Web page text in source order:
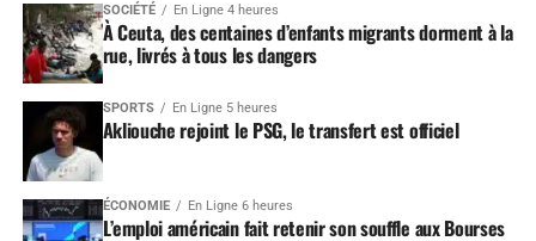
SOCIÉTÉ En Ligne 4 heures
À Ceuta, des centaines d’enfants migrants dorment à la
rue, livrés à tous les dangers
SPORTS En Ligne 5 heures
Akliouche rejoint le PSG, le transfert est officiel
ÉCONOMIE En Ligne 6 heures
L’emploi américain fait retenir son souffle aux Bourses